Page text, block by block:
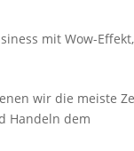
mit Wow-Effekt,
wir die meiste
Handeln dem